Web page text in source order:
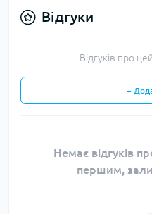
Відгуки
Відгуків про
+
Немає відгуків
першим,